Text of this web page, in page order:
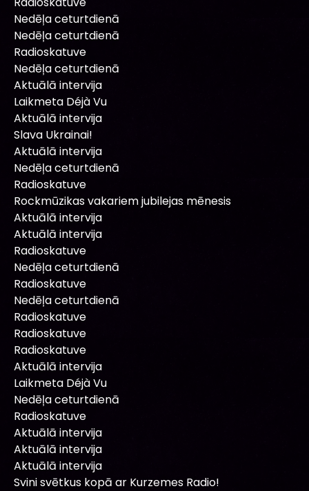
Nedēļa ceturtdienā
Nedēļa ceturtdienā
Radioskatuve
Nedēļa ceturtdienā
Aktuālā intervija
Laikmeta Déjà Vu
Aktuālā intervija
Slava Ukrainai!
Aktuālā intervija
Nedēļa ceturtdienā
Radioskatuve
Rockmūzikas vakariem jubilejas mēnesis
Aktuālā intervija
Aktuālā intervija
Radioskatuve
Nedēļa ceturtdienā
Radioskatuve
Nedēļa ceturtdienā
Radioskatuve
Radioskatuve
Radioskatuve
Aktuālā intervija
Laikmeta Déjà Vu
Nedēļa ceturtdienā
Radioskatuve
Aktuālā intervija
Aktuālā intervija
Aktuālā intervija
Svini svētkus kopā ar Kurzemes Radio!